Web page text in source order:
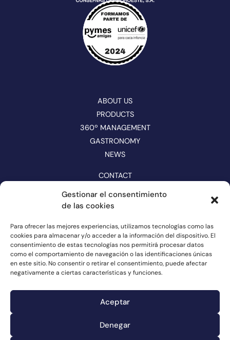
Gestionar el consentimiento
de las cookies
Para ofrecer las mejores experiencias, utilizamos tecnologías como las
cookies para almacenar y/o acceder a la información del dispositivo. El
consentimiento de estas tecnologías nos permitirá procesar datos
como el comportamiento de navegación o las identificaciones únicas
en este sitio. No consentir o retirar el consentimiento, puede afectar
negativamente a ciertas características y funciones.
Aceptar
Denegar
ABOUT US
PRODUCTS
360º MANAGEMENT
GASTRONOMY
NEWS
CONTACT
FOLLOW US ON NETWORKS